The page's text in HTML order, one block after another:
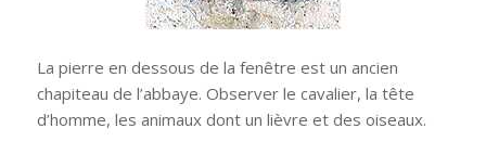
La pierre en dessous de la fenêtre est un ancien
chapiteau de l’abbaye. Observer le cavalier, la tête
d’homme, les animaux dont un lièvre et des oiseaux.